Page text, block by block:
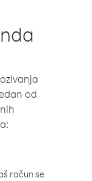
od
račun se